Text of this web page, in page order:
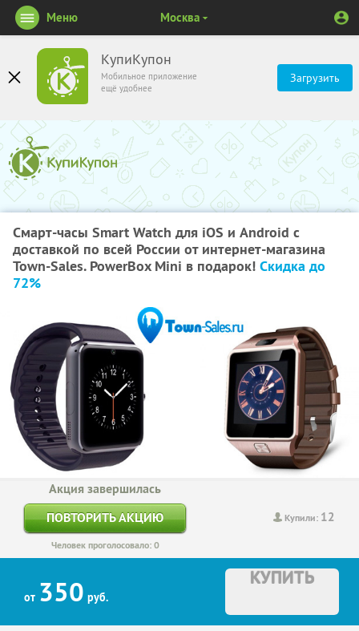
КупиКупон
Мобильное приложение
ещё удобнее
Загрузить
Меню Москва
Смарт-часы Smart Watch для iOS и Android с
доставкой по всей России от интернет-магазина
Town-Sales. PowerBox Mini в подарок! Скидка до
72%
Купили: 12
Акция завершилась
ПОВТОРИТЬ АКЦИЮ
Человек проголосовало: 0
от 350 руб.
КУПИТЬ